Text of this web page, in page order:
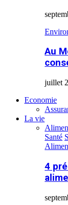
Au
juillet
Economie
La vie
Santé
4